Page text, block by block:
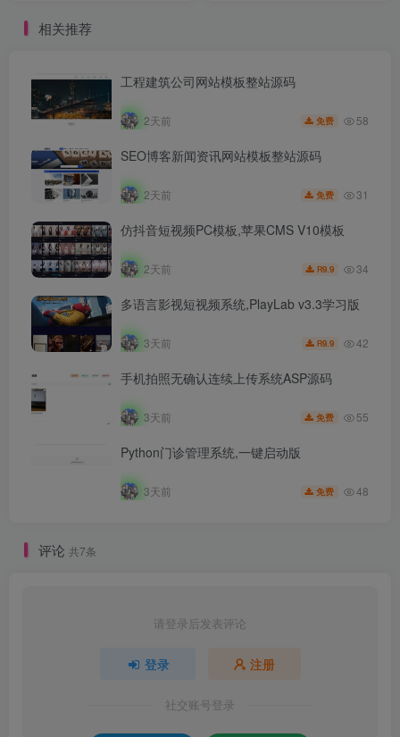
相关推荐
工程建筑公司网站模板整站源码
2天前 免费 58
SEO博客新闻资讯网站模板整站源码
2天前 免费 31
仿抖音短视频PC模板,苹果CMS V10模板
2天前 R9.9 34
多语言影视短视频系统,PlayLab v3.3学习版
3天前 R9.9 42
手机拍照无确认连续上传系统ASP源码
3天前 免费 55
Python门诊管理系统,一键启动版
3天前 免费 48
评论 共7条
请登录后发表评论
登录 注册
社交账号登录